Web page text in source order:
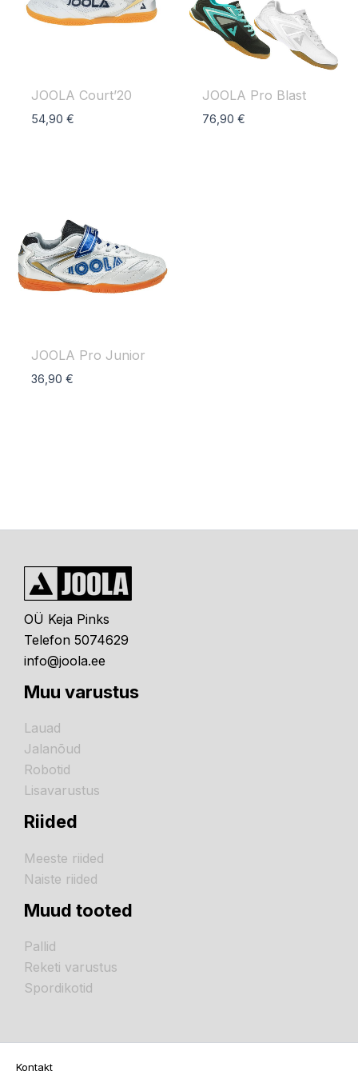
JOOLA Court’20
54,90€
JOOLA Pro Blast
76,90€
JOOLA Pro Junior
36,90€
OÜ Keja Pinks
Telefon 5074629
info@joola.ee
Muu varustus
Lauad
Jalanõud
Robotid
Lisavarustus
Riided
Meeste riided
Naiste riided
Muud tooted
Pallid
Reketi varustus
Spordikotid
Kontakt